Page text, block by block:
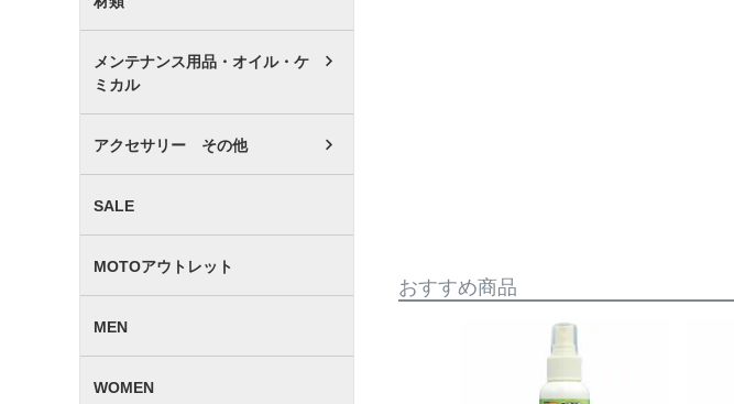
メンテナンス用品・オイル・ケ
ミカル
アクセサリー その他
SALE
MOTOアウトレット
MEN
WOMEN
おすすめ商品